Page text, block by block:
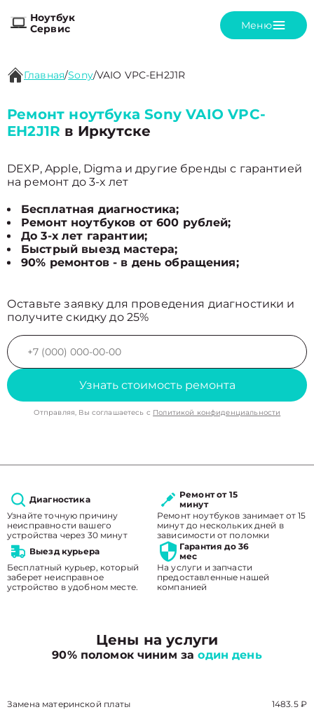
Ноутбук
Сервис
Меню
Главная/Sony/VAIO VPC-EH2J1R
Ремонт ноутбука Sony VAIO VPC-
EH2J1R в Иркутске
DEXP, Apple, Digma и другие бренды с гарантией
на ремонт до 3-х лет
Бесплатная диагностика;
Ремонт ноутбуков от 600 рублей;
До 3-х лет гарантии;
Быстрый выезд мастера;
90% ремонтов - в день обращения;
Оставьте заявку для проведения диагностики и
получите скидку до 25%
Узнать стоимость ремонта
Отправляя, Вы соглашаетесь с Политикой конфиденциальности
Диагностика
Узнайте точную причину
неисправности вашего
устройства через 30 минут
Ремонт от 15
минут
Ремонт ноутбуков занимает от 15
минут до нескольких дней в
зависимости от поломки
Выезд курьера
Бесплатный курьер, который
заберет неисправное
устройство в удобном месте.
Гарантия до 36
мес
На услуги и запчасти
предоставленные нашей
компанией
Цены на услуги
90% поломок чиним заодин день
Замена материнской платы 1483.5 ₽